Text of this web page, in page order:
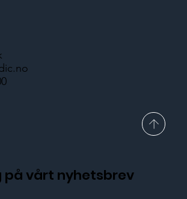
på vårt nyhetsbrev